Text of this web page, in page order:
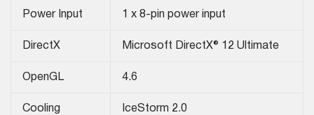
Power Input 1 x 8-pin power input
DirectX Microsoft DirectX® 12 Ultimate
OpenGL 4‎.6
Cooling IceStorm 2.0